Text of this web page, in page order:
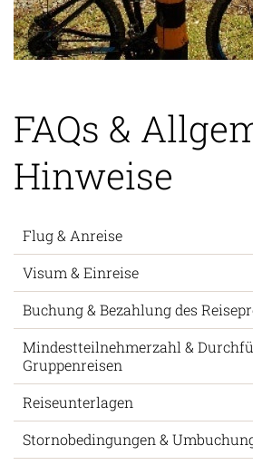
FAQs &
Hinweise
Flug & Anreise
Visum & Einreise
Buchung & Bezahlung des
Mindestteilnehmerzahl &
Gruppenreisen
Reiseunterlagen
Stornobedingungen &